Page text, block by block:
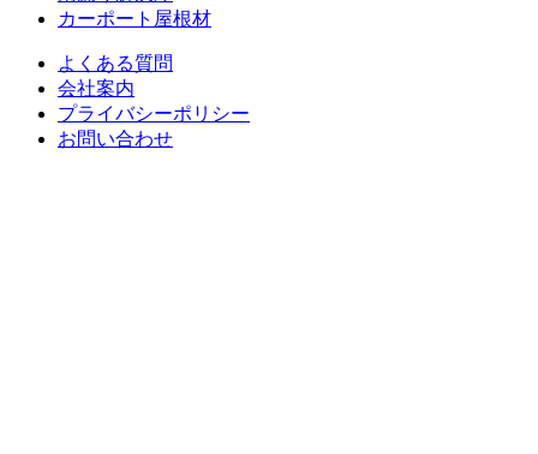
カーポート屋根材
よくある質問
会社案内
プライバシーポリシー
お問い合わせ